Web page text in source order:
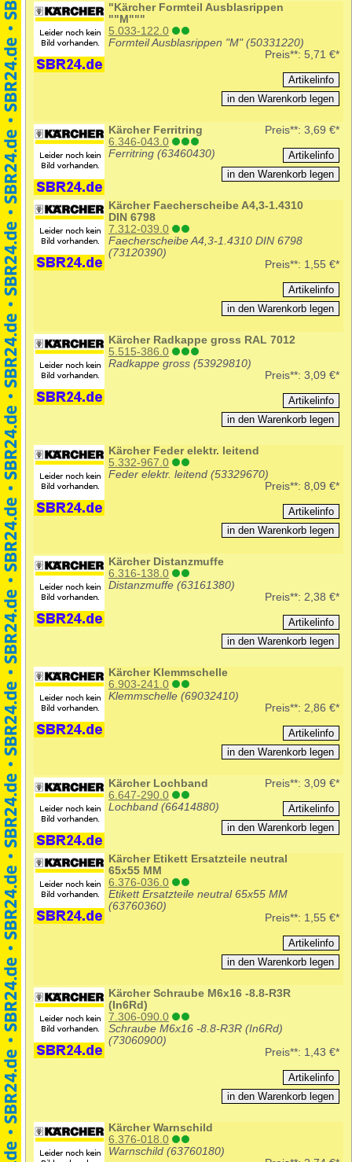
"Kärcher Formteil Ausblasrippen
""M"""
5.033-122.0
Formteil Ausblasrippen "M" (50331220)
Preis**: 5,71 €*
Kärcher Ferritring
6.346-043.0
Ferritring (63460430)
Preis**: 3,69 €*
Kärcher Faecherscheibe A4,3-1.4310
DIN 6798
7.312-039.0
Faecherscheibe A4,3-1.4310 DIN 6798
(73120390)
Preis**: 1,55 €*
Kärcher Radkappe gross RAL 7012
5.515-386.0
Radkappe gross (53929810)
Preis**: 3,09 €*
Kärcher Feder elektr. leitend
5.332-967.0
Feder elektr. leitend (53329670)
Preis**: 8,09 €*
Kärcher Distanzmuffe
6.316-138.0
Distanzmuffe (63161380)
Preis**: 2,38 €*
Kärcher Klemmschelle
6.903-241.0
Klemmschelle (69032410)
Preis**: 2,86 €*
Kärcher Lochband
6.647-290.0
Lochband (66414880)
Preis**: 3,09 €*
Kärcher Etikett Ersatzteile neutral
65x55 MM
6.376-036.0
Etikett Ersatzteile neutral 65x55 MM
(63760360)
Preis**: 1,55 €*
Kärcher Schraube M6x16 -8.8-R3R
(In6Rd)
7.306-090.0
Schraube M6x16 -8.8-R3R (In6Rd)
(73060900)
Preis**: 1,43 €*
Kärcher Warnschild
6.376-018.0
Warnschild (63760180)